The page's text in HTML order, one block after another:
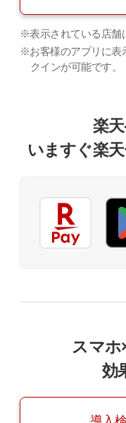
※表示されている店舗
※お客様のアプリに表
クインが可能です。
楽
いますぐ楽
スマホ
効